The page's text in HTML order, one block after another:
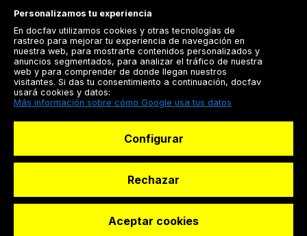
Registrarse
Docfav
© Dashboard Technologies S.L
Personalizamos tu experiencia
En docfav utilizamos cookies y otras tecnologías de
rastreo para mejorar tu experiencia de navegación en
nuestra web, para mostrarte contenidos personalizados y
anuncios segmentados, para analizar el tráfico de nuestra
web y para comprender de donde llegan nuestros
visitantes. Si das tu consentimiento a continuación, docfav
usará cookies y datos:
Más información sobre cómo Google usa tus datos
Configurar
Rechazar
Aceptar cookies